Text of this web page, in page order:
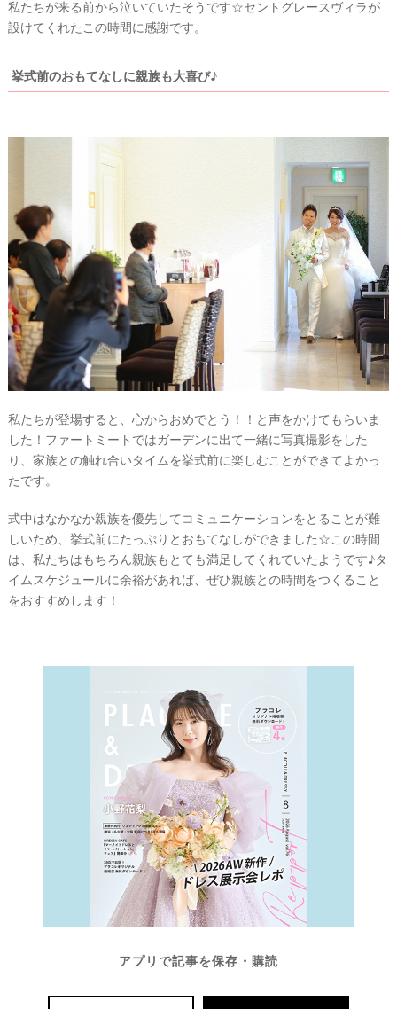
私たちが来る前から泣いていたそうです☆セントグレースヴィラが
設けてくれたこの時間に感謝です。
挙式前のおもてなしに親族も大喜び♪
私たちが登場すると、心からおめでとう！！と声をかけてもらいま
した！ファートミートではガーデンに出て一緒に写真撮影をした
り、家族との触れ合いタイムを挙式前に楽しむことができてよかっ
たです。
式中はなかなか親族を優先してコミュニケーションをとることが難
しいため、挙式前にたっぷりとおもてなしができました☆この時間
は、私たちはもちろん親族もとても満足してくれていたようです♪タ
イムスケジュールに余裕があれば、ぜひ親族との時間をつくること
をおすすめします！
アプリで記事を保存・購読